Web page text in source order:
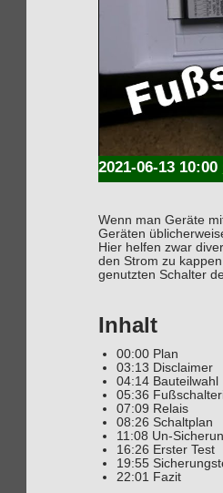
2021-06-13 10:00
Wenn man Geräte
Geräten
Hier helfen zwar
den Strom zu
genutzten Schalter
Inhalt
00:00 Plan
03:13 Disclaimer
04:14 Bauteilwahl
05:36
07:09 Relais
08:26 Schaltplan
11:08 Un-
16:26 Erster Test
19:55
22:01 Fazit